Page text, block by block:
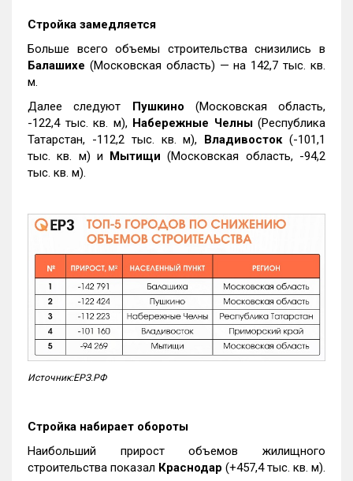
Стройка замедляется
Больше всего объемы строительства снизились в
Балашихе (Московская область) — на 142,7 тыс. кв.
м.
Далее следуют Пушкино (Московская область,
-122,4 тыс. кв. м), Набережные Челны(Республика
Татарстан, -112,2 тыс. кв. м), Владивосток(-101,1
тыс. кв. м) и Мытищи (Московская область, -94,2
тыс. кв. м).
Источник:ЕРЗ.РФ
Стройка набирает обороты
Наибольший прирост объемов жилищного
строительства показал Краснодар (+457,4 тыс. кв. м).